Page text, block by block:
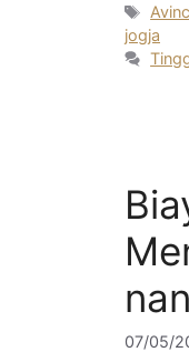
Tag
jogja
07/05/